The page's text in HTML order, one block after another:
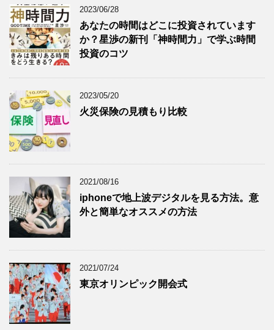
2023/06/28
あなたの時間はどこに投資されています
か？星渉の新刊「神時間力」で学ぶ時間
投資のコツ
2023/05/20
火災保険の見積もり比較
2021/08/16
iphoneで地上波デジタルを見る方法。意
外と簡単なオススメの方法
2021/07/24
東京オリンピック開会式